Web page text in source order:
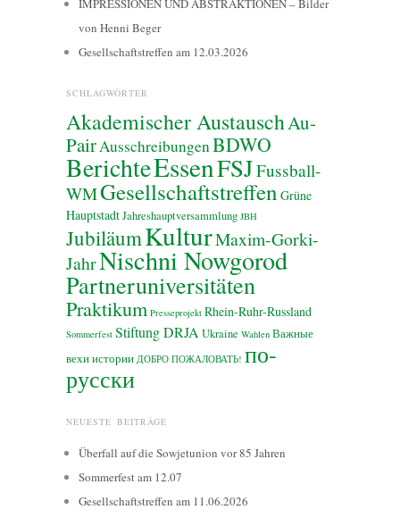
von Henni Beger
Gesellschaftstreffen am 12.03.2026
SCHLAGWÖRTER
Akademischer AustauschAu-
PairAusschreibungenBDWO
BerichteEssenFSJFussball-
WMGesellschaftstreffen Grüne
HauptstadtJahreshauptversammlung JBH
JubiläumKulturMaxim-Gorki-
JahrNischni Nowgorod
Partneruniversitäten
Praktikum Presseprojekt Rhein-Ruhr-Russland
Sommerfest Stiftung DRJA Ukraine Wahlen Важные
вехи истории ДОБРО ПОЖАЛОВАТЬ! по-
русски
NEUESTE BEITRÄGE
Überfall auf die Sowjetunion vor 85 Jahren
Sommerfest am 12.07
Gesellschaftstreffen am 11.06.2026